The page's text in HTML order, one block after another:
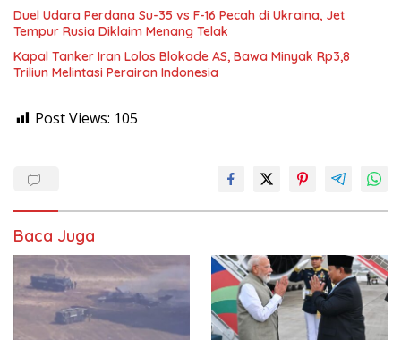
Duel Udara Perdana Su-35 vs F-16 Pecah di Ukraina, Jet
Tempur Rusia Diklaim Menang Telak
Kapal Tanker Iran Lolos Blokade AS, Bawa Minyak Rp3,8
Triliun Melintasi Perairan Indonesia
Post Views: 105
Baca Juga